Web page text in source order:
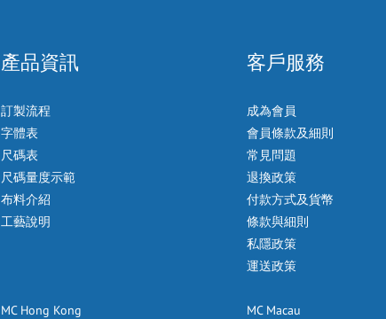
產品資訊
訂製流程
字體表
尺碼表
尺碼量度示範
布料介紹
工藝說明
MC Hong Kong
客戶服務
成為會員
會員條款及細則
常見問題
退換政策
付款方式及貨幣
條款與細則
私隱政策
運送政策
MC Macau